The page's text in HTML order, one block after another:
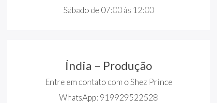
Sábado de 07:00 às 12:00
Índia – Produção
Entre em contato com o Shez Prince
WhatsApp: 919929522528